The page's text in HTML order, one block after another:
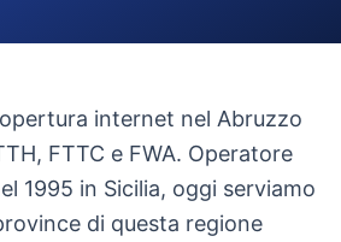
internet nel Abruzzo
FTTC e FWA. Operatore
1995 in Sicilia, oggi serviamo
di questa regione